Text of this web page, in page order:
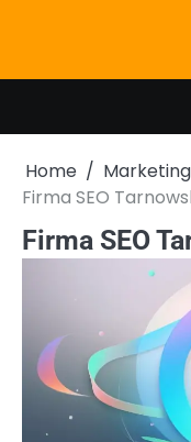
Home
Firma SEO
Firma SEO